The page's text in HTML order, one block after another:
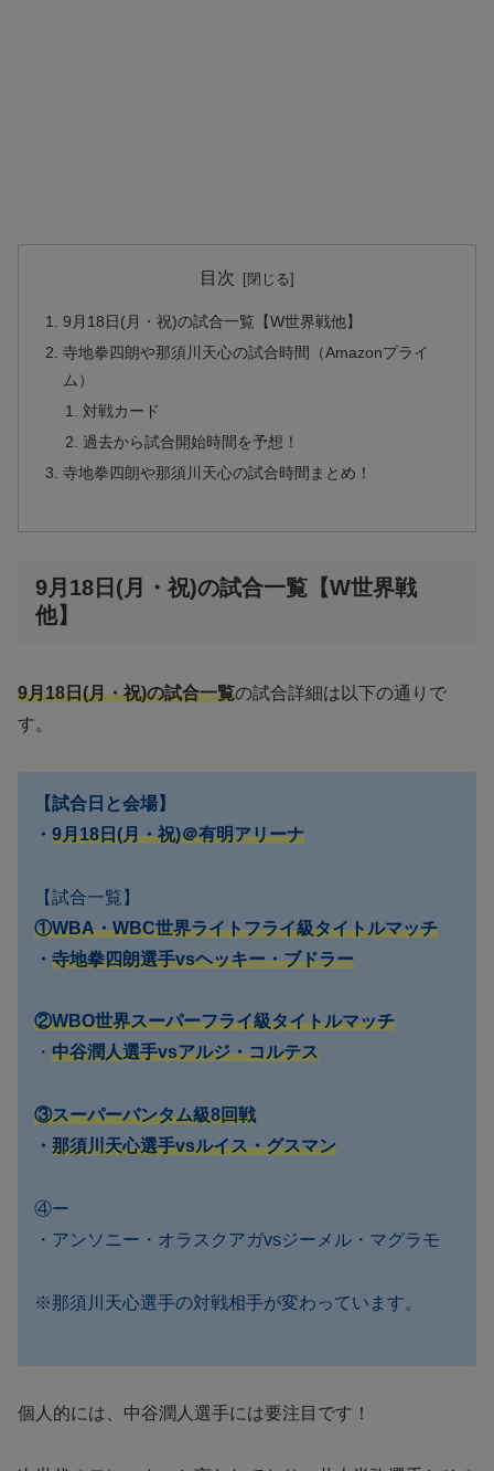
目次
9月18日(月・祝)の試合一覧【W世界戦他】
寺地拳四朗や那須川天心の試合時間（Amazonプライ
ム）
対戦カード
過去から試合開始時間を予想！
寺地拳四朗や那須川天心の試合時間まとめ！
9月18日(月・祝)の試合一覧【W世界戦
他】
9月18日(月・祝)の試合一覧の試合詳細は以下の通りで
す。
【試合日と会場】
・ 9月18日(月・祝)＠有明アリーナ
【試合一覧】
①WBA・WBC世界ライトフライ級タイトルマッチ
・ 寺地拳四朗選手vsヘッキー・ブドラー
②WBO世界スーパーフライ級タイトルマッチ
・ 中谷潤人選手vsアルジ・コルテス
③スーパーバンタム級8回戦
・ 那須川天心選手vsルイス・グスマン
④ー
・アンソニー・オラスクアガvsジーメル・マグラモ
※那須川天心選手の対戦相手が変わっています。
個人的には、中谷潤人選手には要注目です！